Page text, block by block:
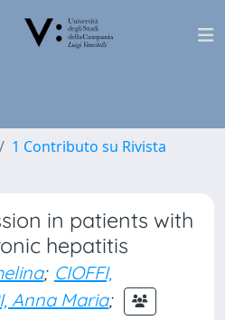
1 Contributo su Rivista
in patients with
hepatitis
; CIOFFI,
Anna Maria;